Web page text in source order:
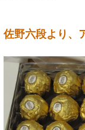
佐野六段より、